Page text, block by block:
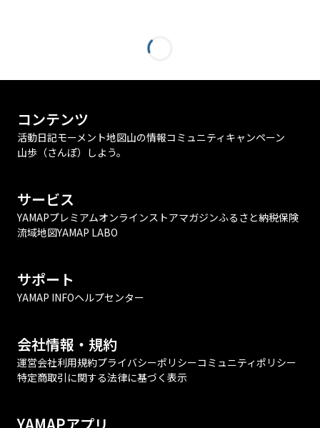
コンテンツ
活動日記モーメント地図山の情報コミュニティ キャンペーン
山歩（さんぽ）しよう。
サービス
YAMAPプレミアムオンラインストアマガジンふるさと納税保険
流域地図YAMAP LABO
サポート
YAMAP INFOヘルプセンター
会社情報・規約
運営会社利用規約プライバシーポリシーコミュニティポリシー
特定商取引に関する法律に基づく表示